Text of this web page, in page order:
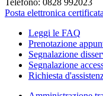
Posta elettronica certificata
Leggi le FAQ
Prenotazione
Segnalazione
Segnalazione
Richiesta